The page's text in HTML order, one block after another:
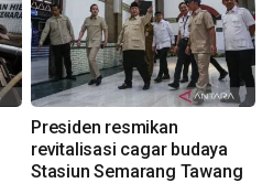
Presiden resmikan
revitalisasi cagar budaya
Stasiun Semarang Tawang